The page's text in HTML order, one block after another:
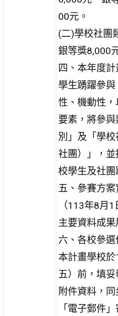
00元。
(二)學校社團
銀等獎8,000
四、本年度
學生踴躍參
性、機動性
要素，將參
別」及「學
社團）」，
校學生及社團
五、參賽方
（113年8月
主要資料成果
六、各校參
本計畫學校
五）前，填
附件資料，
「電子郵件